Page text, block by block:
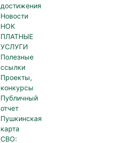
достижения
Новости
НОК
ПЛАТНЫЕ
УСЛУГИ
Полезные
ссылки
Проекты,
конкурсы
Публичный
отчет
Пушкинская
карта
СВО: